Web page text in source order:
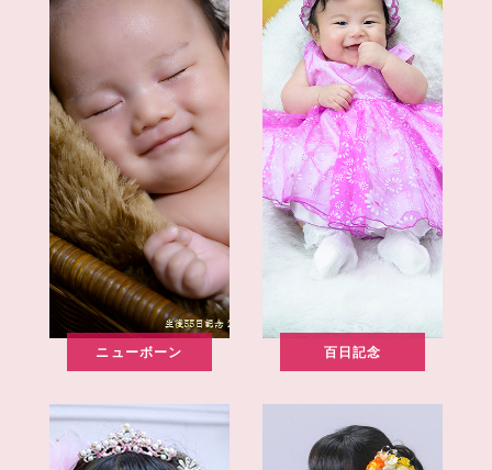
ニューボーン 百日記念